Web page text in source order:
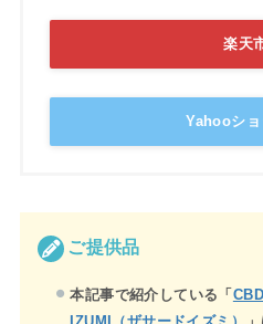
楽天
Yahooシ
ご提供品
本記事で紹介している「